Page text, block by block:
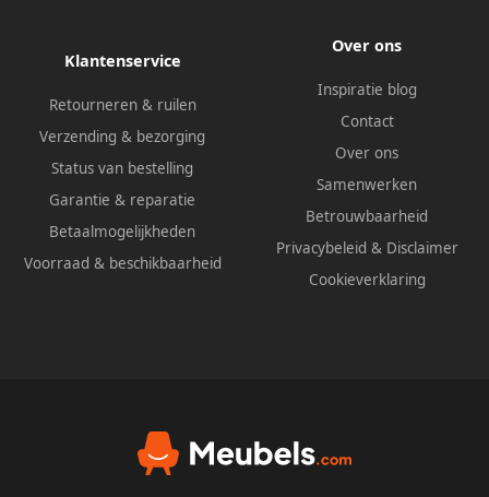
Klantenservice
Retourneren & ruilen
Verzending & bezorging
Status van bestelling
Garantie & reparatie
Betaalmogelijkheden
Voorraad & beschikbaarheid
Over ons
Inspiratie blog
Contact
Over ons
Samenwerken
Betrouwbaarheid
Privacybeleid & Disclaimer
Cookieverklaring